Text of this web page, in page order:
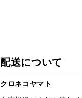
配送について
クロネコヤマト